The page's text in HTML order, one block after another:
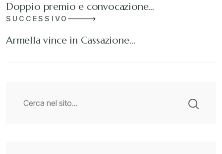
Doppio premio e convocazione…
SUCCESSIVO
Armella vince in Cassazione…